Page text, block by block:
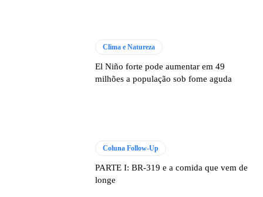
Clima e Natureza
El Niño forte pode aumentar em 49
milhões a população sob fome aguda
Coluna Follow-Up
PARTE I: BR-319 e a comida que vem de
longe